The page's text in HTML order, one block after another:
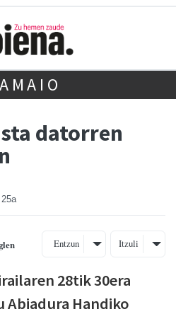
datorren
Entzun Itzuli
28tik 30era
Abiadura Handiko